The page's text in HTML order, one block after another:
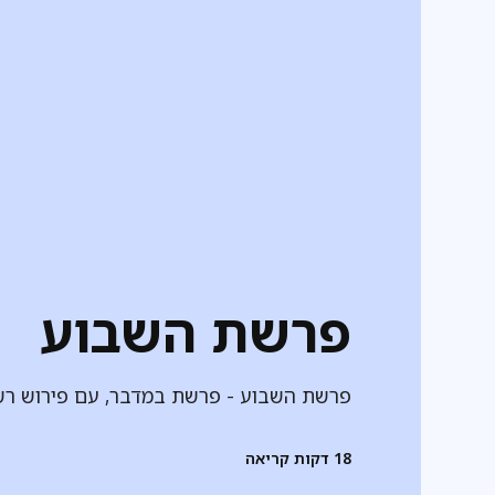
פרשת השבוע
פרשת השבוע - פרשת במדבר, עם פירוש
18 דקות קריאה